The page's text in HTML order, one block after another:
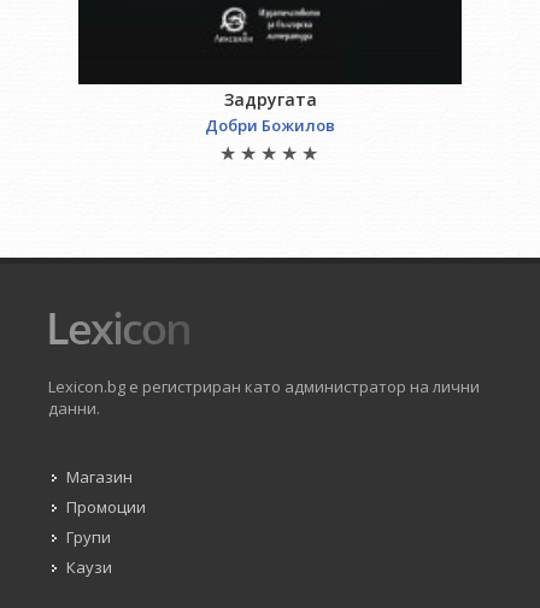
Задругата
Добри Божилов
Lexicon.bg е регистриран като администратор на лични
данни.
Магазин
Промоции
Групи
Каузи